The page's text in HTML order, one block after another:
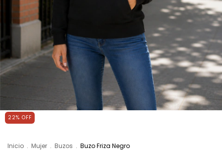
22% OFF
Inicio . Mujer . Buzos . Buzo Friza Negro